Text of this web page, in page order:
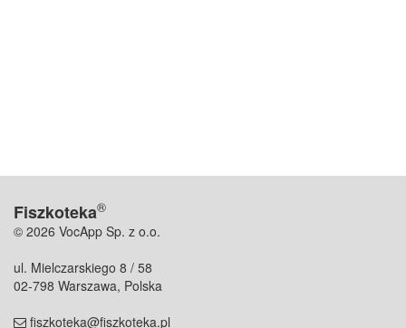
Fiszkoteka®
© 2026 VocApp Sp. z o.o.
ul. Mielczarskiego 8 / 58
02-798 Warszawa, Polska
fiszkoteka@fiszkoteka.pl